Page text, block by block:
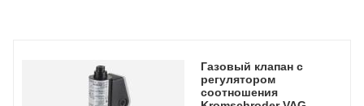
Газовый клапан с
регулятором
соотношения